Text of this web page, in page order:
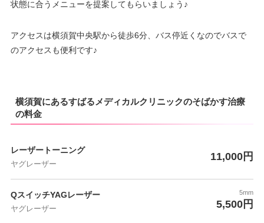
状態に合うメニューを提案してもらいましょう♪
アクセスは横須賀中央駅から徒歩6分、バス停近くなのでバスで
のアクセスも便利です♪
横須賀にあるすばるメディカルクリニックのそばかす治療
の料金
レーザートーニング
ヤグレーザー
11,000円
QスイッチYAGレーザー
ヤグレーザー
5mm
5,500円